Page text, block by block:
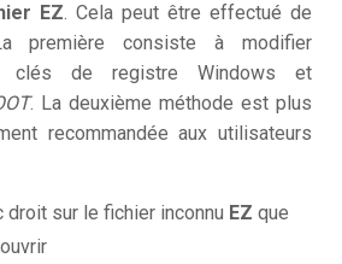
EZ. Cela peut être effectué de
première consiste à modifier
clés de registre Windows et
. La deuxième méthode est plus
recommandée aux utilisateurs
droit sur le fichier inconnu EZ que